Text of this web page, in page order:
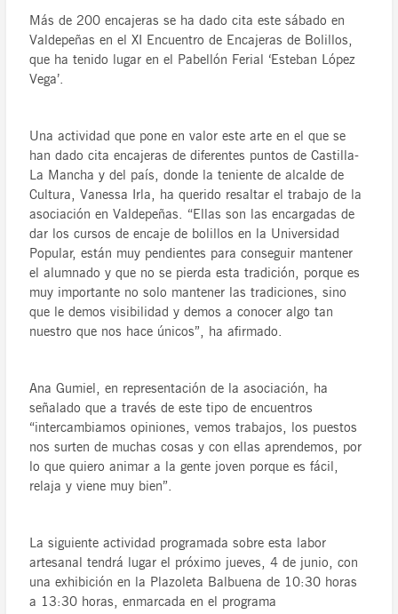
Más de 200 encajeras se ha dado cita este sábado en
Valdepeñas en el XI Encuentro de Encajeras de Bolillos,
que ha tenido lugar en el Pabellón Ferial ‘Esteban López
Vega’.
Una actividad que pone en valor este arte en el que se
han dado cita encajeras de diferentes puntos de Castilla-
La Mancha y del país, donde la teniente de alcalde de
Cultura, Vanessa Irla, ha querido resaltar el trabajo de la
asociación en Valdepeñas. “Ellas son las encargadas de
dar los cursos de encaje de bolillos en la Universidad
Popular, están muy pendientes para conseguir mantener
el alumnado y que no se pierda esta tradición, porque es
muy importante no solo mantener las tradiciones, sino
que le demos visibilidad y demos a conocer algo tan
nuestro que nos hace únicos”, ha afirmado.
Ana Gumiel, en representación de la asociación, ha
señalado que a través de este tipo de encuentros
“intercambiamos opiniones, vemos trabajos, los puestos
nos surten de muchas cosas y con ellas aprendemos, por
lo que quiero animar a la gente joven porque es fácil,
relaja y viene muy bien”.
La siguiente actividad programada sobre esta labor
artesanal tendrá lugar el próximo jueves, 4 de junio, con
una exhibición en la Plazoleta Balbuena de 10:30 horas
a 13:30 horas, enmarcada en el programa